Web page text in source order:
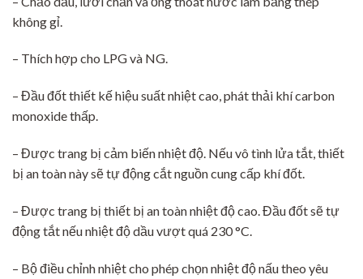
không gỉ.
– Thích hợp cho LPG và NG.
– Đầu đốt thiết kế hiệu suất nhiệt cao, phát thải khí carbon
monoxide thấp.
– Được trang bị cảm biến nhiệt độ. Nếu vô tình lửa tắt, thiết
bị an toàn này sẽ tự động cắt nguồn cung cấp khí đốt.
– Được trang bị thiết bị an toàn nhiệt độ cao. Đầu đốt sẽ tự
động tắt nếu nhiệt độ dầu vượt quá 230 °C.
– Bộ điều chỉnh nhiệt cho phép chọn nhiệt độ nấu theo yêu